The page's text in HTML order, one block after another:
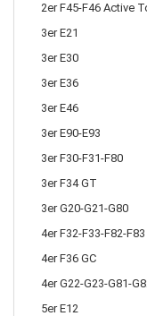
2er F45-F46 Active
3er E21
3er E30
3er E36
3er E46
3er E90-E93
3er F30-F31-F80
3er F34 GT
3er G20-G21-G80
4er F32-F33-F82-F83
4er F36 GC
4er G22-G23-G81-
5er E12